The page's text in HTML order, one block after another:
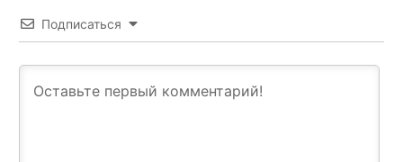
Подписаться